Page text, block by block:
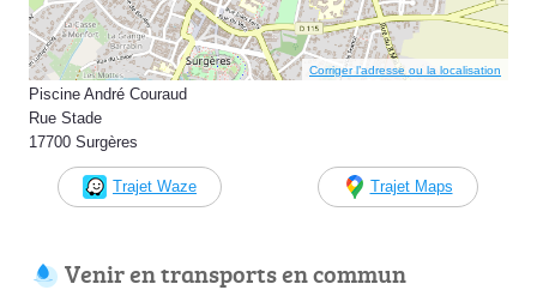
Corriger l’adresse ou la localisation
Piscine André Couraud
Rue Stade
17700 Surgères
Trajet Waze Trajet Maps
Venir en transports en commun